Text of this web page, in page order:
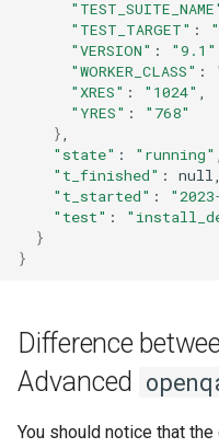
"TEST_TARGET" :
"VERSION" : "9.1"
"WORKER_CLASS" :
"XRES" : "1024"
"YRES" :
"768"
}
"state" : "running"
"t_finished" :
"t_started" :
"test" :
}
}
Difference
Advanced
You should notice that